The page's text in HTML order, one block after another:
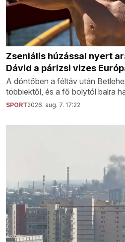
Zseniális húzással nyert
Dávid a párizsi vizes
A döntőben a féltáv után
többiektől, és a fő bolytól balra
SPORT2026. aug. 7. 17:22